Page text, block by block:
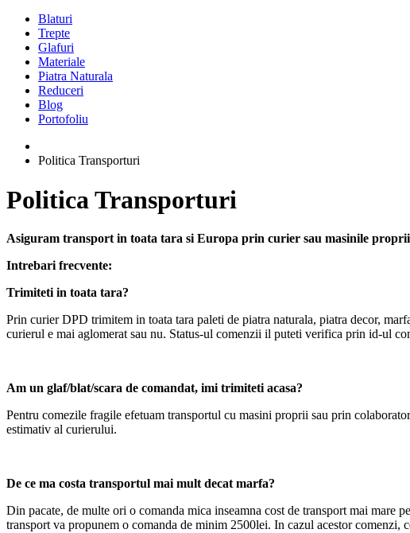
Blaturi
Trepte
Glafuri
Materiale
Piatra Naturala
Reduceri
Blog
Portofoliu
Politica Transporturi
Politica Transporturi
Asiguram transport in toata tara si Europa prin curier sau masinile
Intrebari frecvente:
Trimiteti in toata tara?
Prin curier DPD trimitem in toata tara paleti de piatra naturala, piatra decor,
curierul e mai aglomerat sau nu. Status-ul comenzii il puteti verifica prin id-ul
Am un glaf/blat/scara de comandat, imi trimiteti acasa?
Pentru comezile fragile efetuam transportul cu masini proprii sau prin
estimativ al curierului.
De ce ma costa transportul mai mult decat marfa?
Din pacate, de multe ori o comanda mica inseamna cost de transport mai mare
transport va propunem o comanda de minim 2500lei. In cazul acestor